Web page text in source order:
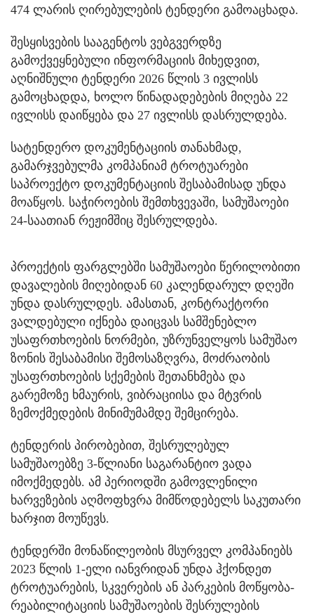
474 ლარის ღირებულების ტენდერი გამოაცხადა.
შესყისვების სააგენტოს ვებგვერდზე
გამოქვეყნებული ინფორმაციის მიხედვით,
აღნიშნული ტენდერი 2026 წლის 3 ივლისს
გამოცხადდა, ხოლო წინადადებების მიღება 22
ივლისს დაიწყება და 27 ივლისს დასრულდება.
სატენდერო დოკუმენტაციის თანახმად,
გამარჯვებულმა კომპანიამ ტროტუარები
საპროექტო დოკუმენტაციის შესაბამისად უნდა
მოაწყოს. საჭიროების შემთხვევაში, სამუშაოები
24-საათიან რეჟიმშიც შესრულდება.
პროექტის ფარგლებში სამუშაოები წერილობითი
დავალების მიღებიდან 60 კალენდარულ დღეში
უნდა დასრულდეს. ამასთან, კონტრაქტორი
ვალდებული იქნება დაიცვას სამშენებლო
უსაფრთხოების ნორმები, უზრუნველყოს სამუშაო
ზონის შესაბამისი შემოსაზღვრა, მოძრაობის
უსაფრთხოების სქემების შეთანხმება და
გარემოზე ხმაურის, ვიბრაციისა და მტვრის
ზემოქმედების მინიმუმამდე შემცირება.
ტენდერის პირობებით, შესრულებულ
სამუშაოებზე 3-წლიანი საგარანტიო ვადა
იმოქმედებს. ამ პერიოდში გამოვლენილი
ხარვეზების აღმოფხვრა მიმწოდებელს საკუთარი
ხარჯით მოუწევს.
ტენდერში მონაწილეობის მსურველ კომპანიებს
2023 წლის 1-ელი იანვრიდან უნდა ჰქონდეთ
ტროტუარების, სკვერების ან პარკების მოწყობა-
რეაბილიტაციის სამუშაოების შესრულების